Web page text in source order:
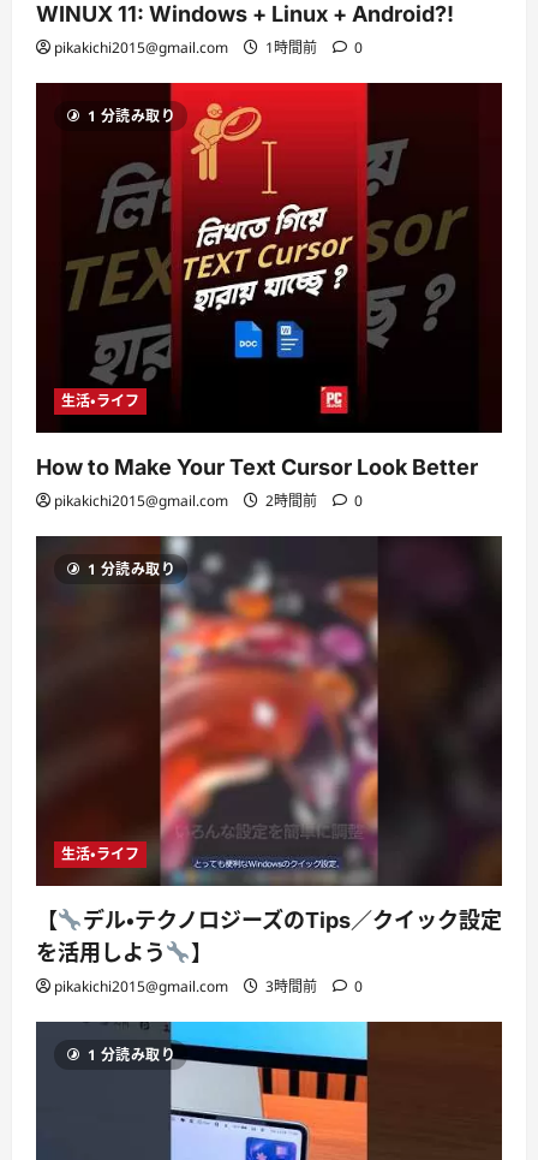
WINUX 11: Windows + Linux + Android?!
pikakichi2015@gmail.com 1時間前 0
1 分読み取り
生活・ライフ
How to Make Your Text Cursor Look Better
pikakichi2015@gmail.com 2時間前 0
1 分読み取り
生活・ライフ
【
デル・テクノロジーズのTips／クイック設定
を活用しよう
】
pikakichi2015@gmail.com 3時間前 0
1 分読み取り